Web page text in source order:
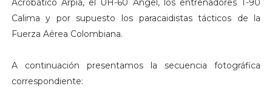
Acrobático Arpía, el UH-60 Ángel, los entrenadores T-90
Calima y por supuesto los paracaidistas tácticos de la
Fuerza Aérea Colombiana.
A continuación presentamos la secuencia fotográfica
correspondiente: